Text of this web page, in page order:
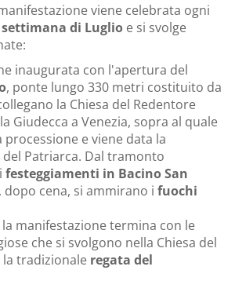
viene celebrata ogni
di Luglio e si svolge
inaugurata con l'apertura del
, ponte lungo 330 metri costituito da
la Chiesa del Redentore
Giudecca a Venezia, sopra al quale
processione e viene data la
Patriarca. Dal tramonto
festeggiamenti in Bacino San
dopo cena, si ammirano i fuochi
la manifestazione termina con le
che si svolgono nella Chiesa del
la tradizionale regata del